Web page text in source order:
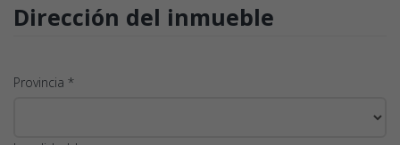
Dirección del inmueble
Provincia *